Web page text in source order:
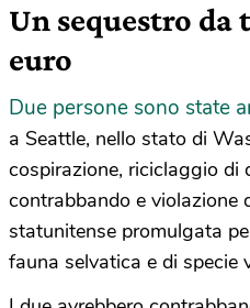
Un sequestro
euro
Due persone sono state
a Seattle, nello stato di
cospirazione, riciclaggio di
contrabbando e violazione
statunitense promulgata
fauna selvatica e di specie